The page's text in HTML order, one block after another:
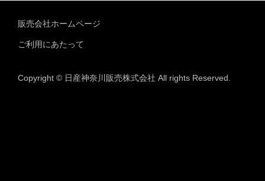
販売会社ホームページ
ご利用にあたって
Copyright © 日産神奈川販売株式会社 All rights Reserved.